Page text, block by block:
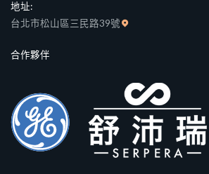
地址:
台北市松山區三民路39號
合作夥伴